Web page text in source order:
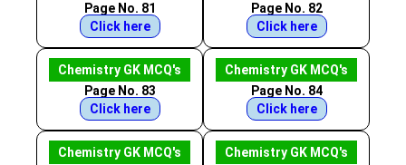
Page No. 81
Click here
Page No. 82
Click here
Chemistry GK MCQ's
Page No. 83
Click here
Chemistry GK MCQ's
Page No. 84
Click here
Chemistry GK MCQ's
Chemistry GK MCQ's